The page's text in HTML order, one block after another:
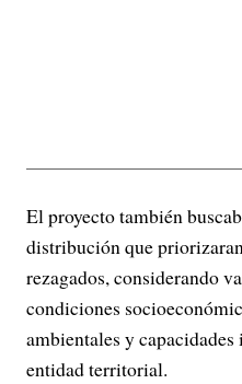
El proyecto también
distribución que
rezagados, considerando
condiciones
ambientales y
entidad territorial.